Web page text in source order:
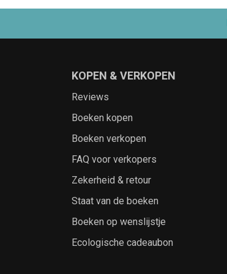
KOPEN & VERKOPEN
Reviews
Boeken kopen
Boeken verkopen
FAQ voor verkopers
Zekerheid & retour
Staat van de boeken
Boeken op wenslijstje
Ecologische cadeaubon